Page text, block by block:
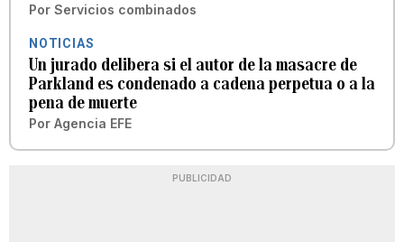
Por Servicios combinados
NOTICIAS
Un jurado delibera si el autor de la masacre de
Parkland es condenado a cadena perpetua o a la
pena de muerte
Por Agencia EFE
PUBLICIDAD